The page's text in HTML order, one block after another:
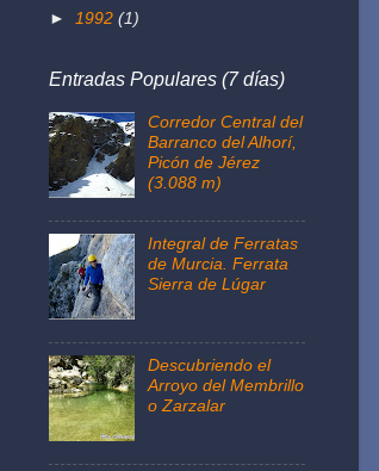
►
1992 (1)
Entradas Populares (7 días)
Corredor Central del
Barranco del Alhorí,
Picón de Jérez
(3.088 m)
Integral de Ferratas
de Murcia. Ferrata
Sierra de Lúgar
Descubriendo el
Arroyo del Membrillo
o Zarzalar